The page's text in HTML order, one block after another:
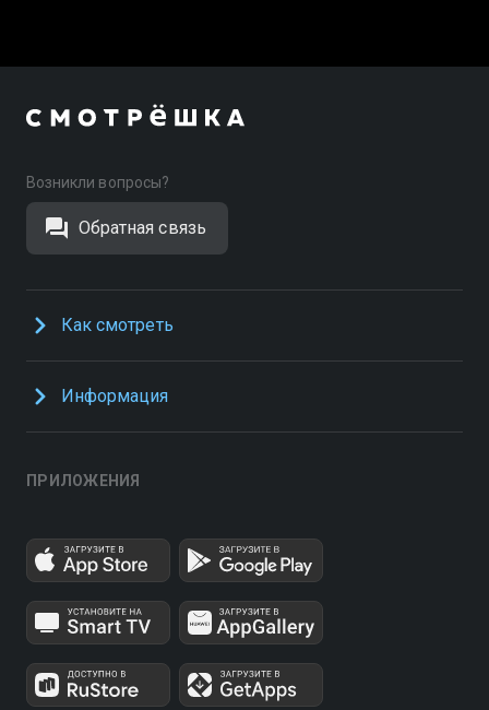
Возникли вопросы?
Обратная связь
Как смотреть
Информация
ПРИЛОЖЕНИЯ